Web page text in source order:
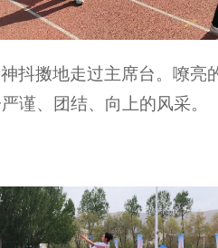
抖擞地走过主席台。嘹
谨、团结、向上的风采。